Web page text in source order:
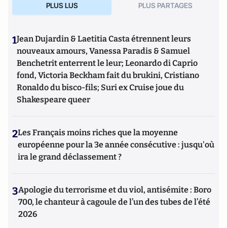
PLUS LUS PLUS PARTAGES
1Jean Dujardin & Laetitia Casta étrennent leurs
nouveaux amours, Vanessa Paradis & Samuel
Benchetrit enterrent le leur; Leonardo di Caprio
fond, Victoria Beckham fait du brukini, Cristiano
Ronaldo du bisco-fils; Suri ex Cruise joue du
Shakespeare queer
2Les Français moins riches que la moyenne
européenne pour la 3e année consécutive : jusqu'où
ira le grand déclassement ?
3Apologie du terrorisme et du viol, antisémite : Boro
700, le chanteur à cagoule de l’un des tubes de l’été
2026